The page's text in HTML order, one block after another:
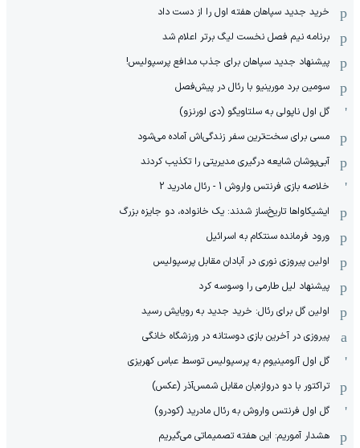
خرید جدید سپاهان هفته اول را از دست داد
برنامه نیم فصل نخست لیگ برتر اعلام شد
پیشنهاد جدید سپاهان برای جذب مدافع پرسپولیس!
سومین برد مورینیو با رئال در پیش‌فصل
گل اول ناپولی به سلتاویگو (دی لورنزو)
مسی برای سخت‌ترین سفر زندگی‌اش آماده می‌شود
آبی‌پوشان شایعه درگیری مدیریتی را تکذیب کردند
خلاصه بازی فرنتس واروش 1 - رئال مادرید 2
ایشیکاوا‌ها تاریخ‌ساز شدند: یک خانواده، دو جایزه بزرگ
ورود فرمانده سنتکام به اسرائیل
اولین پیروزی نوری در آبادان مقابل پرسپولیس
پیشنهاد لیل طارمی را وسوسه کرد
اولین گل برای رئال: خرید جدید به رویایش رسید
پیروزی در آخرین بازی دوستانه در ورزشگاه خانگی
گل اول آلومینیوم به پرسپولیس توسط عباس کهریزی
تراکتور با دو دروازه‌بان مقابل شمس‌آذر (عکس)
گل اول فرنتس واروش به رئال مادرید (کودرو)
هشدار آموریم: این هفته تصمیماتی می‌گیریم